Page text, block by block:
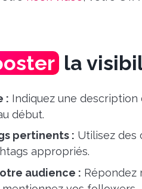
la
: Indiquez une
début.
pertinents : Utilisez des
appropriés.
audience : Répondez